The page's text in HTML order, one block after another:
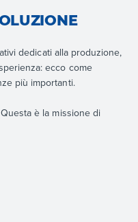
dedicati alla produzione,
ecco come
più importanti.
è la missione di